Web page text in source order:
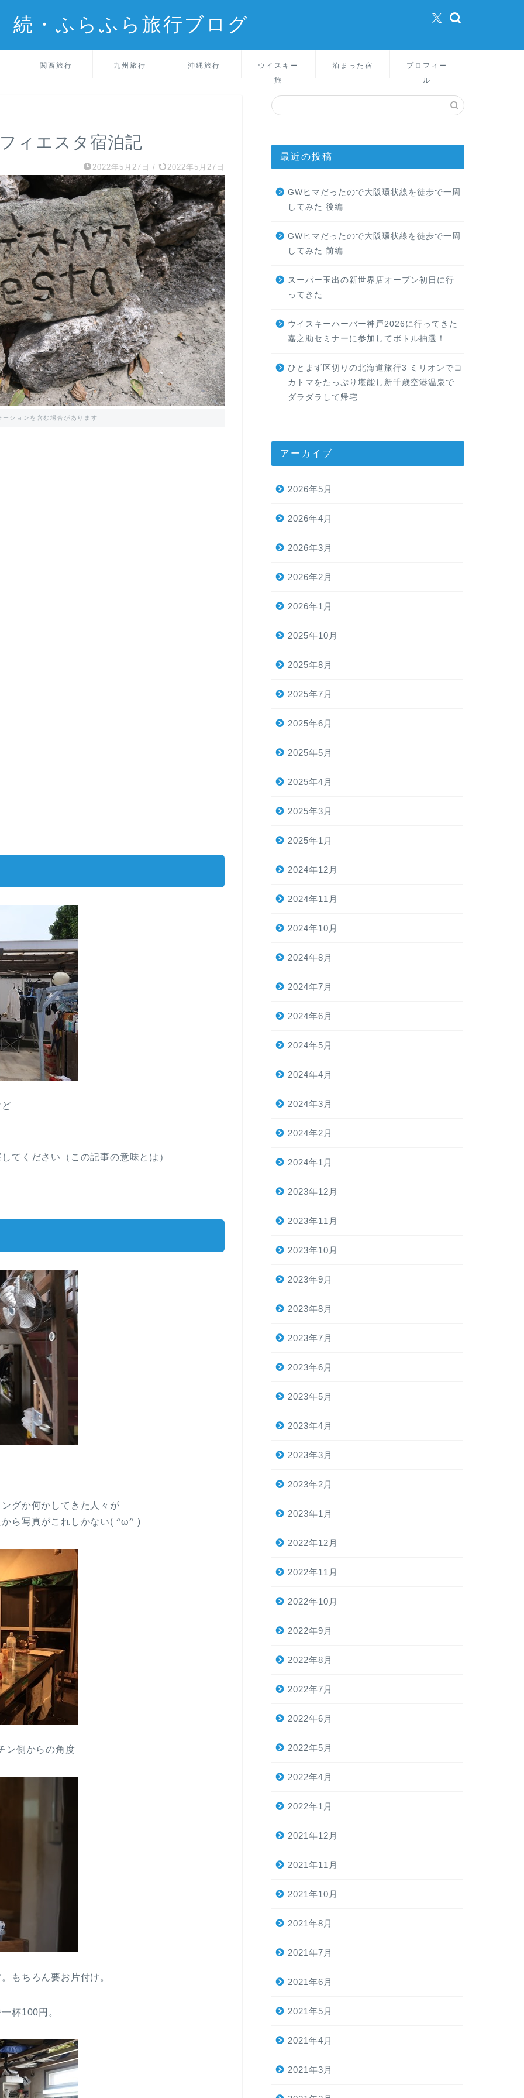
続・ふらふら旅行ブログ
関西旅行 九州旅行 沖縄旅行
ウイスキー
旅
泊まった宿
プロフィー
ル
ィエスタ宿泊記
2022年5月27日 / 2022年5月27日
ーションを含む場合があります
てください（この記事の意味とは）
グか何かしてきた人々が
ら写真がこれしかない( ^ω^ )
ン側からの角度
もちろん要お片付け。
杯100円。
最近の投稿
GWヒマだったので大阪環状線を徒歩で一周
してみた 後編
GWヒマだったので大阪環状線を徒歩で一周
してみた 前編
スーパー玉出の新世界店オープン初日に行
ってきた
ウイスキーハーバー神戸2026に行ってきた
嘉之助セミナーに参加してボトル抽選！
ひとまず区切りの北海道旅行3 ミリオンでコ
カトマをたっぷり堪能し新千歳空港温泉で
ダラダラして帰宅
アーカイブ
2026年5月
2026年4月
2026年3月
2026年2月
2026年1月
2025年10月
2025年8月
2025年7月
2025年6月
2025年5月
2025年4月
2025年3月
2025年1月
2024年12月
2024年11月
2024年10月
2024年8月
2024年7月
2024年6月
2024年5月
2024年4月
2024年3月
2024年2月
2024年1月
2023年12月
2023年11月
2023年10月
2023年9月
2023年8月
2023年7月
2023年6月
2023年5月
2023年4月
2023年3月
2023年2月
2023年1月
2022年12月
2022年11月
2022年10月
2022年9月
2022年8月
2022年7月
2022年6月
2022年5月
2022年4月
2022年1月
2021年12月
2021年11月
2021年10月
2021年8月
2021年7月
2021年6月
2021年5月
2021年4月
2021年3月